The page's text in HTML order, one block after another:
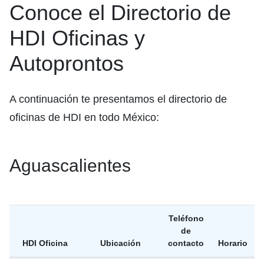
Conoce el Directorio de
HDI Oficinas y
Autoprontos
A continuación te presentamos el directorio de
oficinas de HDI en todo México:
Aguascalientes
HDI Oficina Ubicación
Teléfono
de
contacto
Horario